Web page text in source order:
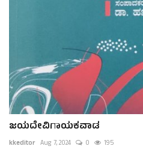
ಜಯದೇವಿಗಾಯಕವಾಡ
kkeditor Aug 7, 2024 0 195